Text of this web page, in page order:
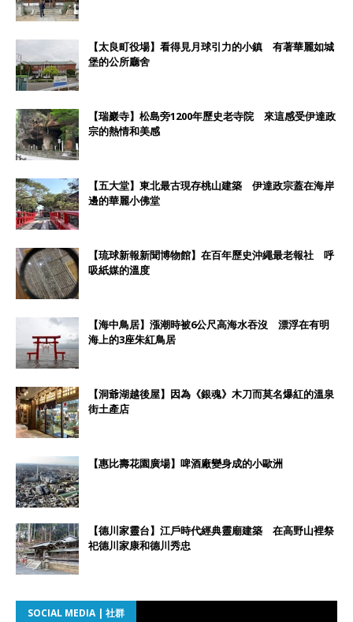
【太良町役場】看得見月球引力的小鎮 有著華麗如城
堡的公所廳舍
【瑞巖寺】松島旁1200年歷史老寺院 來這感受伊達政
宗的熱情和美感
【五大堂】東北最古現存桃山建築 伊達政宗蓋在海岸
邊的華麗小佛堂
【琉球新報新聞博物館】在百年歷史沖繩最老報社 呼
吸紙媒的溫度
【海中鳥居】漲潮時被6公尺高海水吞沒 漂浮在有明
海上的3座朱紅鳥居
【洞爺湖越後屋】因為《銀魂》木刀而莫名爆紅的溫泉
街土產店
【惠比壽花園廣場】啤酒廠變身成的小歐洲
【德川家靈台】江戶時代經典靈廟建築 在高野山裡祭
祀德川家康和德川秀忠
SOCIAL MEDIA | 社群